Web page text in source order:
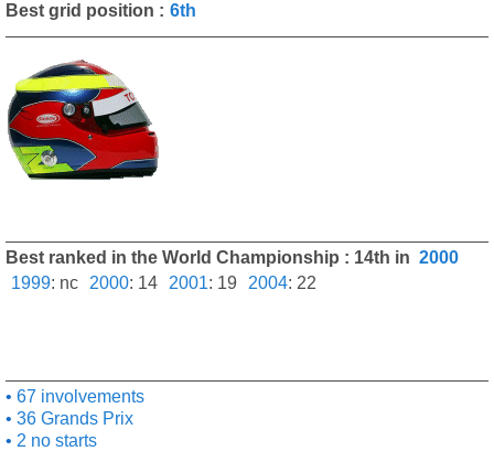
Best grid position : 6th
Best ranked in the World Championship : 14th in 2000
1999: nc 2000: 14 2001: 19 2004: 22
67 involvements
36 Grands Prix
2 no starts